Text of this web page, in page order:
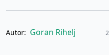
Autor: Goran Rihelj